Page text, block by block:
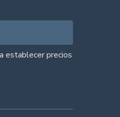
establecer precios